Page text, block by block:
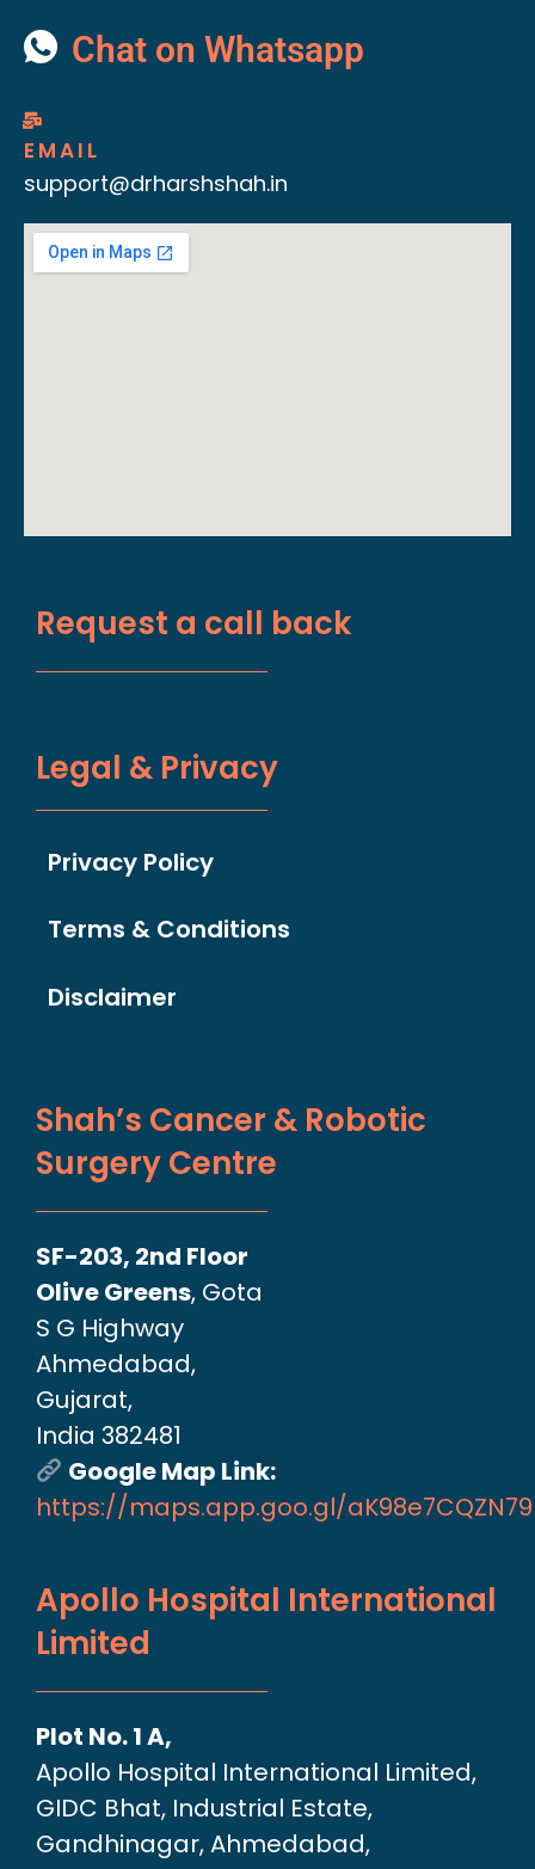
Chat on Whatsapp
EMAIL
support@drharshshah.in
Request a call back
Legal & Privacy
Privacy Policy
Terms & Conditions
Disclaimer
Shah’s Cancer & Robotic
Surgery Centre
SF-203, 2nd Floor
Olive Greens, Gota
S G Highway
Ahmedabad,
Gujarat,
India 382481
Google Map Link:
https://maps.app.goo.gl/
Apollo Hospital International
Limited
Plot No. 1 A,
Apollo Hospital International Limited,
GIDC Bhat, Industrial Estate,
Gandhinagar, Ahmedabad,